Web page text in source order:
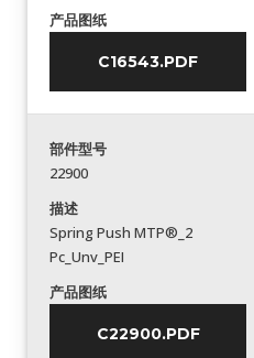
产品图纸
C16543.PDF
部件型号
22900
描述
Spring Push MTP®_2
Pc_Unv_PEI
产品图纸
C22900.PDF